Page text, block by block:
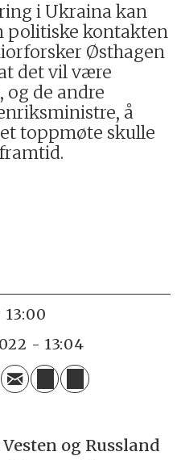
i Ukraina kan
politiske kontakten
Østhagen
det vil være
og de andre
å
toppmøte skulle
13:00
- 13:04
og Russland